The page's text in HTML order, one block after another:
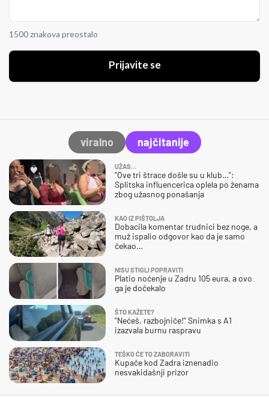
1500 znakova preostalo
Prijavite se
viralno najčitanije
UŽAS…
"Ove tri štrace došle su u klub…":
Splitska influencerica oplela po ženama
zbog užasnog ponašanja
KAO IZ PIŠTOLJA
Dobacila komentar trudnici bez noge, a
muž ispalio odgovor kao da je samo
čekao…
NISU STIGLI POPRAVITI
Platio noćenje u Zadru 105 eura, a ovo
ga je dočekalo
ŠTO KAŽETE?
"Nećeš, razbojniče!" Snimka s A1
izazvala burnu raspravu
TEŠKO ĆE TO ZABORAVITI
Kupače kod Zadra iznenadio
nesvakidašnji prizor